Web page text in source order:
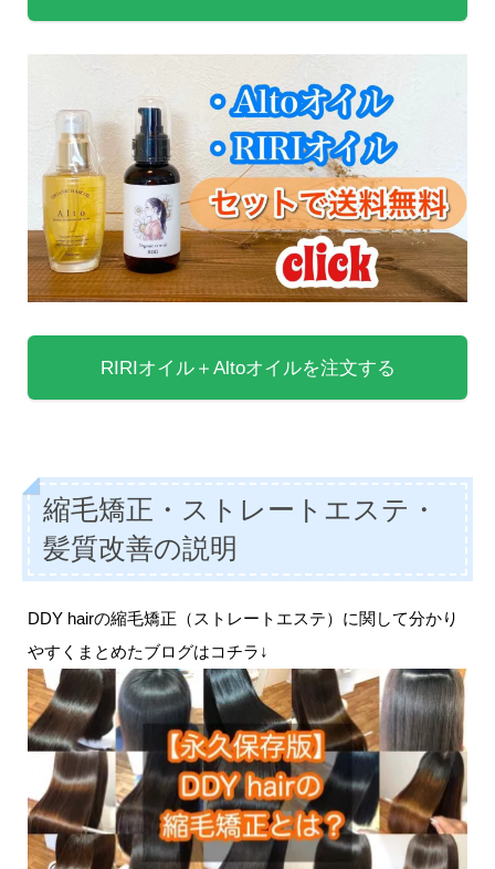
RIRIオイル＋Altoオイルを注文する
縮毛矯正・ストレートエステ・
髪質改善の説明
DDY hairの縮毛矯正（ストレートエステ）に関して分かり
やすくまとめたブログはコチラ↓